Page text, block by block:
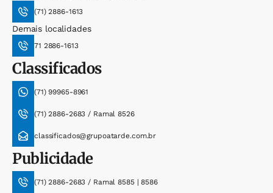
(71) 2886-1613
Demais localidades
71 2886-1613
Classificados
(71) 99965-8961
(71) 2886-2683 / Ramal 8526
classificados@grupoatarde.com.br
Publicidade
(71) 2886-2683 / Ramal 8585 | 8586